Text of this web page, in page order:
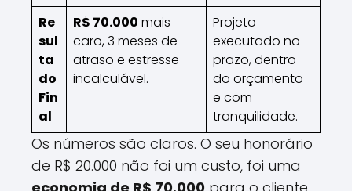
Re
sul
ta
do
Fin
al
R$ 70.000 mais
caro, 3 meses de
atraso e estresse
incalculável.
Projeto
executado no
prazo, dentro
do orçamento
e com
tranquilidade.
Os números são claros. O seu honorário
de R$ 20.000 não foi um custo, foi uma